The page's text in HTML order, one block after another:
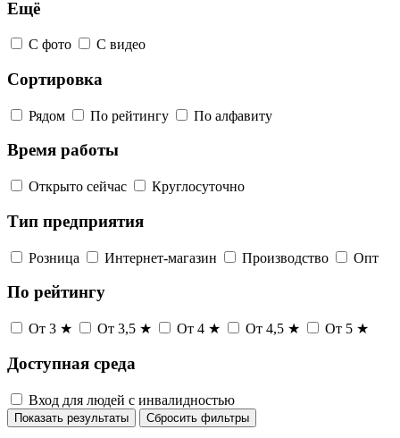
Ещё
С фото С видео
Сортировка
Рядом По рейтингу По алфавиту
Время работы
Открыто сейчас Круглосуточно
Тип предприятия
Розница Интернет-магазин Производство Опт
По рейтингу
От 3 ★ От 3,5 ★ От 4 ★ От 4,5 ★ От 5 ★
Доступная среда
Вход для людей с инвалидностью
Показать результаты Сбросить фильтры